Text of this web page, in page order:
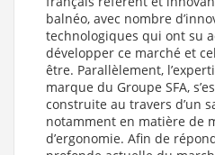
Hotel , Taille Baignoire : 180x80
Baignoire balnéo CONCERTO
Hotel (Sens de tête : Tête à Droite
Hotel , Taille Baignoire : 190x90
Baignoire balnéo CONCERTO
Hotel (Sens de tête : Tête à
Hotel , Taille Baignoire : 200x95
Baignoire balnéo CONCERTO
balnéo, avec nombre
technologiques qui ont su
développer ce marché et
être. Parallèlement,
marque du Groupe SFA,
construite au travers d’un
notamment en matière de
d’ergonomie. Afin de